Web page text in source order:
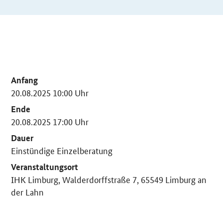
Anfang
20.08.2025 10:00 Uhr
Ende
20.08.2025 17:00 Uhr
Dauer
Einstündige Einzelberatung
Veranstaltungsort
IHK Limburg, Walderdorffstraße 7, 65549 Limburg an
der Lahn